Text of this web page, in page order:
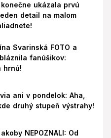
ukázala prvú
detail na malom
Svarinská FOTO a
fanúšikov:
hrnú!
ani v pondelok: Aha,
druhý stupeň výstrahy!
NEPOZNALI: Od